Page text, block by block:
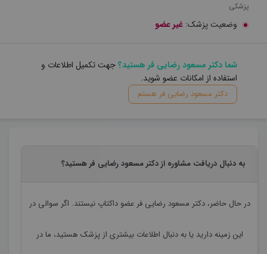
پزشکی
وضعیت پزشک: غیر عضو
شما دکتر مسعود رضایی فر هستید؟جهت تکمیل اطلاعات و
استفاده از امکانات عضو شوید.
دکتر مسعود رضایی فر هستم
به دنبال دریافت مشاوره از دکتر مسعود رضایی فر هستید؟
در حال حاضر،دکتر مسعود رضایی فرعضو داکتاپ نیستند. اگر سوالی در
این زمینه دارید یا به دنبال اطلاعات بیشتری از پزشک هستید، ما در